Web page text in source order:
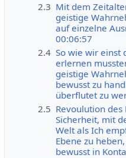
2.3 Mit dem
geistige
auf einzelne
00:06:57
2.4 So wie wir einst
erlernen
geistige
bewusst zu
überflutet zu
2.5 Revoulution
Sicherheit, mit
Welt als Ich
Ebene zu
bewusst in